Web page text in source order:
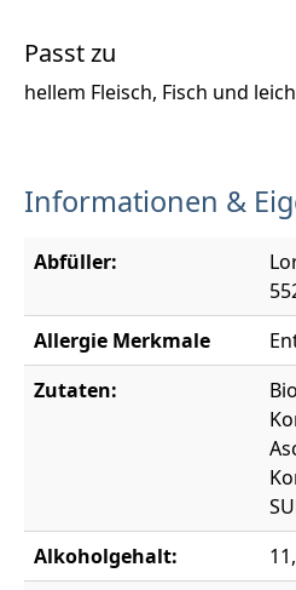
Passt zu
hellem Fleisch, Fisch und
Informationen &
Abfüller:
Allergie Merkmale
Zutaten:
Alkoholgehalt: